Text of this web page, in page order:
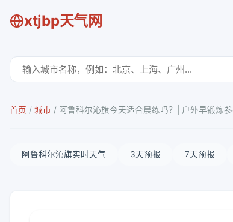
xtjbp天气网
首页 / 城市 / 阿鲁科尔沁旗今天适合晨练吗？| 户外早锻炼
阿鲁科尔沁旗实时天气 3天预报 7天预报